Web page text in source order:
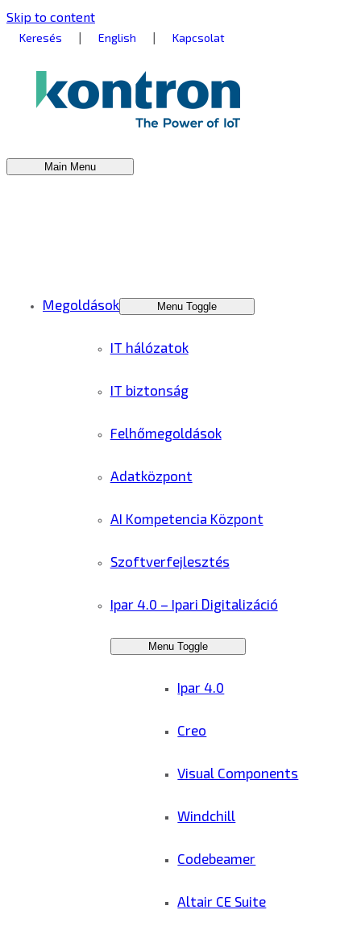
Skip to content
Keresés | English | Kapcsolat
Main Menu
Megoldások Menu Toggle
IT hálózatok
IT biztonság
Felhőmegoldások
Adatközpont
AI Kompetencia Központ
Szoftverfejlesztés
Ipar 4.0 – Ipari Digitalizáció
Menu Toggle
Ipar 4.0
Creo
Visual Components
Windchill
Codebeamer
Altair CE Suite